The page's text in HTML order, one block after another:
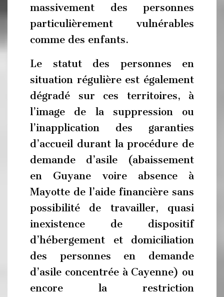
massivement des personnes
particulièrement vulnérables
comme des enfants.
Le statut des personnes en
situation régulière est également
dégradé sur ces territoires, à
l’image de la suppression ou
l’inapplication des garanties
d’accueil durant la procédure de
demande d’asile (abaissement
en Guyane voire absence à
Mayotte de l’aide financière sans
possibilité de travailler, quasi
inexistence de dispositif
d’hébergement et domiciliation
des personnes en demande
d’asile concentrée à Cayenne) ou
encore la restriction